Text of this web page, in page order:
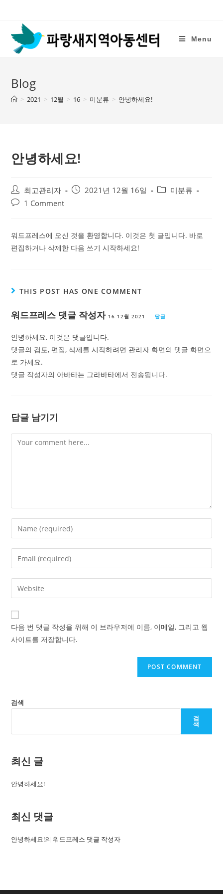
content
Menu
Blog
> 2021 > 12월 > 16 > 미분류 > 안녕하세요!
안녕하세요!
Post
author:
최고관리자
Post2021년 12월 16일
Post미분류
Post1 Comment
워드프레스에 오신 것을 환영합니다. 이것은 첫 글입니다. 바로
편집하거나 삭제한 다음 쓰기 시작하세요!
THIS POST HAS ONE COMMENT
워드프레스 댓글 작성자 16 12월 2021 답글
안녕하세요, 이것은 댓글입니다.
댓글의 검토, 편집, 삭제를 시작하려면 관리자 화면의 댓글 화면으
로 가세요.
댓글 작성자의 아바타는 그라바타에서 전송됩니다.
답글 남기기
Comment
Enter
your
name
comment
Enter
your
email
address
comment
Enter
your
website
URL
(optional)
다음 번 댓글 작성을 위해 이 브라우저에 이름, 이메일, 그리고 웹
사이트를 저장합니다.
검색
검
색
최신 글
안녕하세요!
최신 댓글
안녕하세요!의워드프레스 댓글 작성자